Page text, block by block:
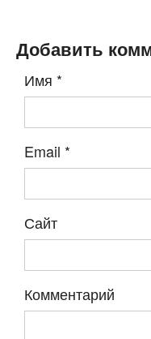
Добавить
Имя *
Email *
Сайт
Комментарий